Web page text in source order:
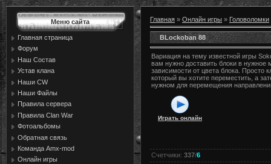
Меню сайта
Главная страница
Форум
Наш Состав
Устав клана
Наши CW
Наши Файлы
Правила сервера
Правила Сlan War
Фотоальбомы
Обратная связь
Команда Amx-mod
Онлайн игры
Главная » Онлайн игры » Головоломки
BLockoban 88
Вариация на тему известной игры
вам нужно доставить блоки в нужное
зависимости от цвета блока. Просто
который вы хотите переместить, а
нужном для перемещения
Играть онлайн
Счетчики: 337/6